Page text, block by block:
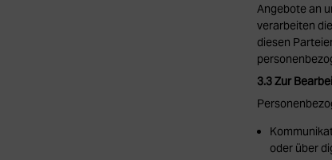
Angebote an
verarbeiten
diesen
3.3 Zur
oder über